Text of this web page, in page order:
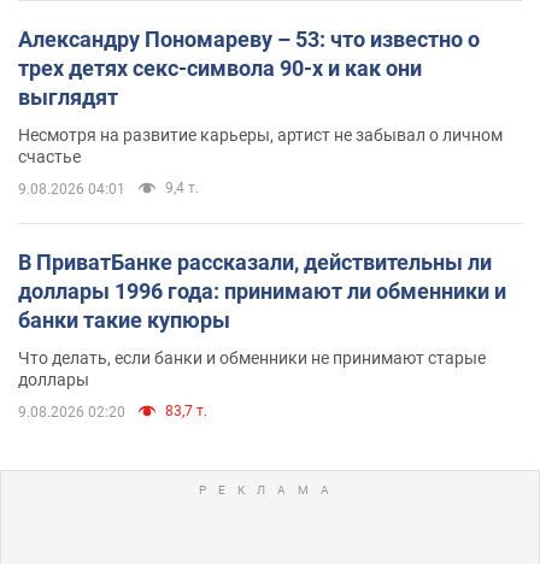
Александру Пономареву – 53: что известно о
трех детях секс-символа 90-х и как они
выглядят
Несмотря на развитие карьеры, артист не забывал о личном
счастье
9.08.2026 04:01 9,4 т.
В ПриватБанке рассказали, действительны ли
доллары 1996 года: принимают ли обменники и
банки такие купюры
Что делать, если банки и обменники не принимают старые
доллары
9.08.2026 02:20 83,7 т.